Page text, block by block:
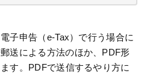
子申告（e-Tax）で行う場合に
送による方法のほか、PDF形
す。PDFで送信するやり方に